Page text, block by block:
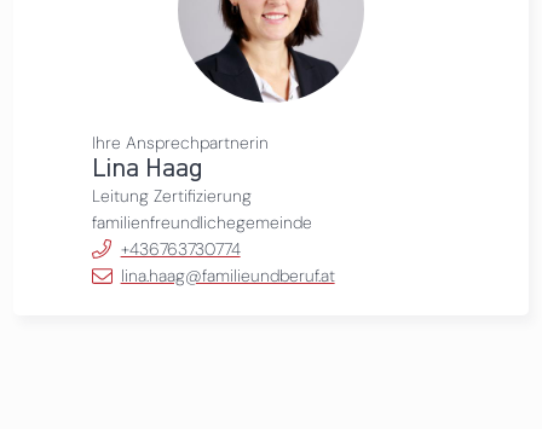
Ihre Ansprechpartnerin
Lina Haag
Leitung Zertifizierung
familienfreundlichegemeinde
+436763730774
lina.haag@familieundberuf.at